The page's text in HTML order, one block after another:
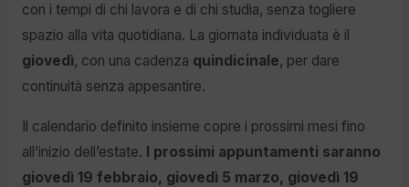
con i tempi di chi lavora e di chi studia, senza togliere
spazio alla vita quotidiana. La giornata individuata è il
giovedì, con una cadenza quindicinale, per dare
continuità senza appesantire.
Il calendario definito insieme copre i prossimi mesi fino
all’inizio dell’estate. I prossimi appuntamenti saranno
giovedì 19 febbraio, giovedì 5 marzo, giovedì 19